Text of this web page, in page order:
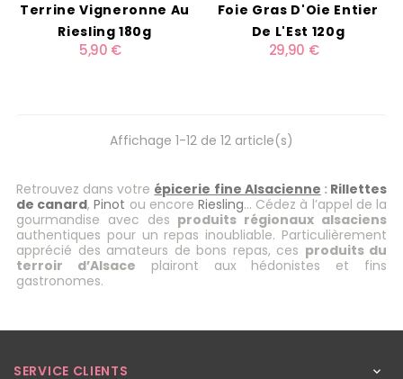
Terrine Vigneronne Au
Riesling 180g
5,90 €
Foie Gras D'Oie Entier
De L'Est 120g
29,90 €
Affichage 1-12 de 12 article(s)
Retrouvez dans votre épicerie fine Alsacienne : Rillettes
de canard,Pinot ou encoreRiesling… Cédez à l’appel de la
gourmandise avec des produits régionaux alsaciens
authentiques pour un repas inoubliable. Particulièrement
apprécié des amateurs de bons repas, ces produits du
terroir d’Alsace plairont aux hédonistes et fins
gastronomes.
SERVICE CLIENTS 